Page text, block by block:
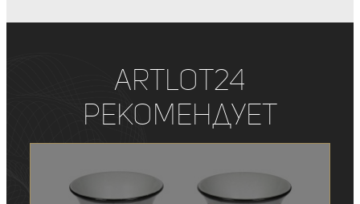
ArtLot24
рекомендует